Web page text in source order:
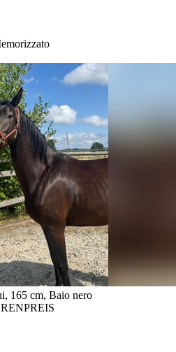
165 cm, Baio nero